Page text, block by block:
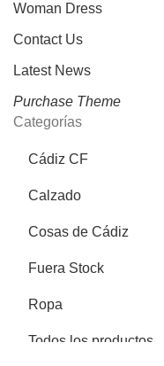
Woman Dress
Contact Us
Latest News
Purchase Theme
Categorías
Cádiz CF
Calzado
Cosas de Cádiz
Fuera Stock
Ropa
Todos los productos